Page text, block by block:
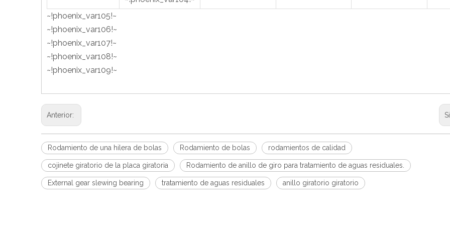
~!phoenix_var105!~
~!phoenix_var106!~
~!phoenix_var107!~
~!phoenix_var108!~
~!phoenix_var109!~
Anterior:
Rodamiento de una hilera de bolas Rodamiento de bolas rodamientos de calidad
cojinete giratorio de la placa giratoria Rodamiento de anillo de giro para tratamiento de aguas residuales.
External gear slewing bearing tratamiento de aguas residuales anillo giratorio giratorio